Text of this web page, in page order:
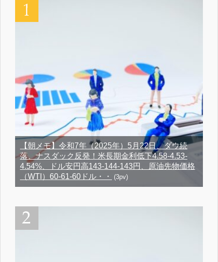
【朝メモ】令和7年（2025年）5月22日、ダウ続
落、ナスダック反発！米長期金利低下4.58-4.53-
4.54%、ドル安円高143-144-143円、原油先物価格
（WTI）60-61-60ドル・・
(3pv)